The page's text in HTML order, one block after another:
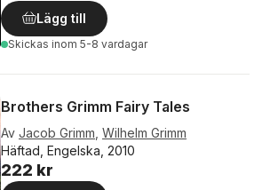
Lägg till
Skickas inom 5-8 vardagar
Brothers Grimm Fairy Tales
Av Jacob Grimm Wilhelm Grimm
Häftad, Engelska, 2010
222 kr